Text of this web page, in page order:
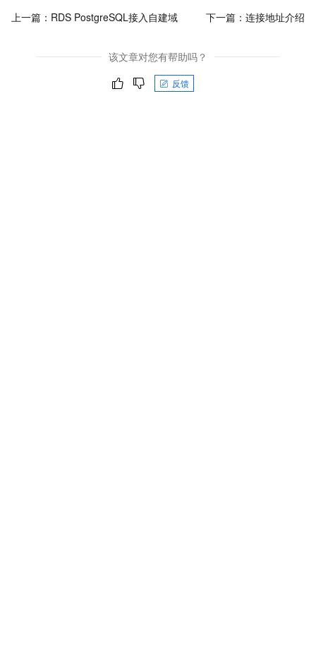
上一篇： RDS PostgreSQL接入自建域 下一篇： 连接地址介绍
该文章对您有帮助吗？
反馈